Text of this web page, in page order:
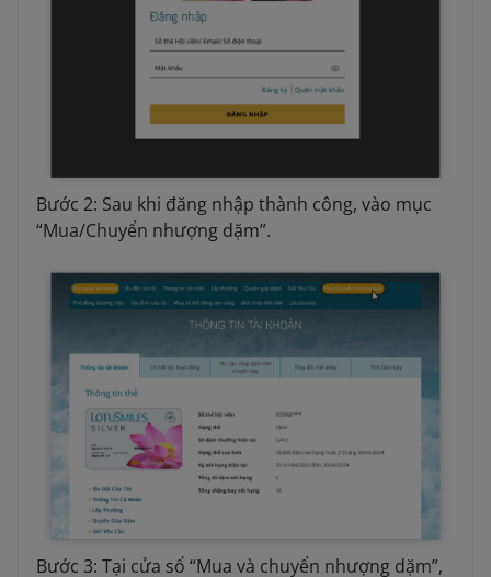
Bước 2: Sau khi đăng nhập thành công, vào mục
“Mua/Chuyển nhượng dặm”.
Bước 3: Tại cửa sổ “Mua và chuyển nhượng dặm”,